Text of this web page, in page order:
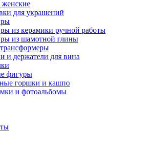
для украшений
из керамики ручной работы
из шамотной глины
и держатели для вина
фигуры
горшки и кашпо
и фотоальбомы